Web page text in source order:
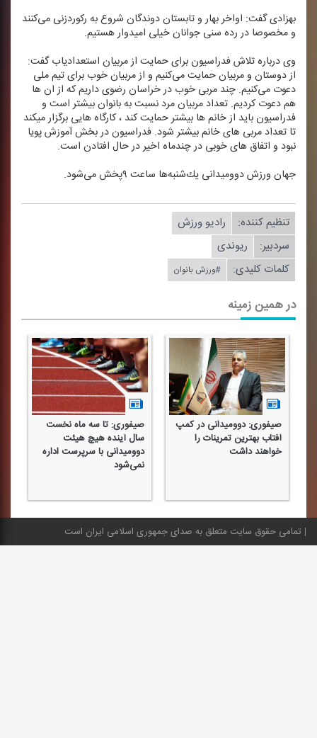
بهزادی گفت: اواخر بهار و تابستان دوندگان شروع به ركوردزنی می‌كنند
و مخصوصا در رده سنی جوانان خیلی امیدوار هستیم.
وی درباره تلاش فدراسیون برای حمایت از مربیان استعدادیاب گفت:
از دوستان و مربیان حمایت می‌كنیم و از مربیان خوب برای تیم ملی
دعوت می‌كنیم. چند مربی خوب در خراسان رضوی داریم كه از ان ها
هم دعوت كردیم. تعداد مربیان مرد نسبت به بانوان بیشتر است و
فدراسیون باید از خانم ها بیشتر حمایت كند ، كارگاه‌ هایی برگزار میكند
تا تعداد مربی های خانم بیشتر شود. فدراسیون در بخش آموزش پویا
نبود و اتفاق های خوبی در چندماه اخیر در حال افتادن است.
جهان ورزش دوومیدانی یك‌شنبه‌ها ساعت ۹پخش می‌شود.
تنظیم كننده:
رادیو ورزش
سردبیر:
ریوندی
کلمات کلیدی:
#ورزش بانوان
در همین زمینه
صیفوری: دوومیدانی در كمپ
آفتاب بهترین تمرینات را
خواهند داشت
صیفوری: تا سه ماه نخست
سال آینده هیچ هیئت
دوومیدانی با سرپرست اداره
نمی‌شود
تمامی حقوق سایت متعلق به صدای جمهوری اسلامی ایران است